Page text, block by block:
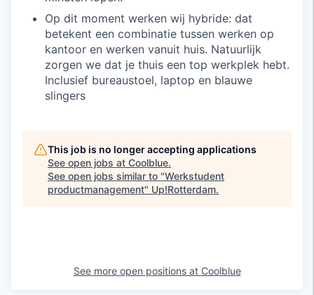
Op dit moment werken wij hybride: dat
betekent een combinatie tussen werken op
kantoor en werken vanuit huis. Natuurlijk
zorgen we dat je thuis een top werkplek hebt.
Inclusief bureaustoel, laptop en blauwe
slingers
This job is no longer accepting applications
See open jobs at Coolblue.
See open jobs similar to "Werkstudent
productmanagement" Up!Rotterdam.
See more open positions at Coolblue